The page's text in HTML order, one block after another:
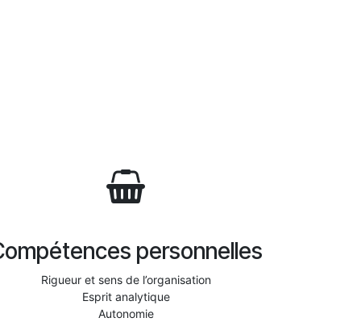
personnelles
Rigueur et sens de l’organisation
Esprit analytique
Autonomie